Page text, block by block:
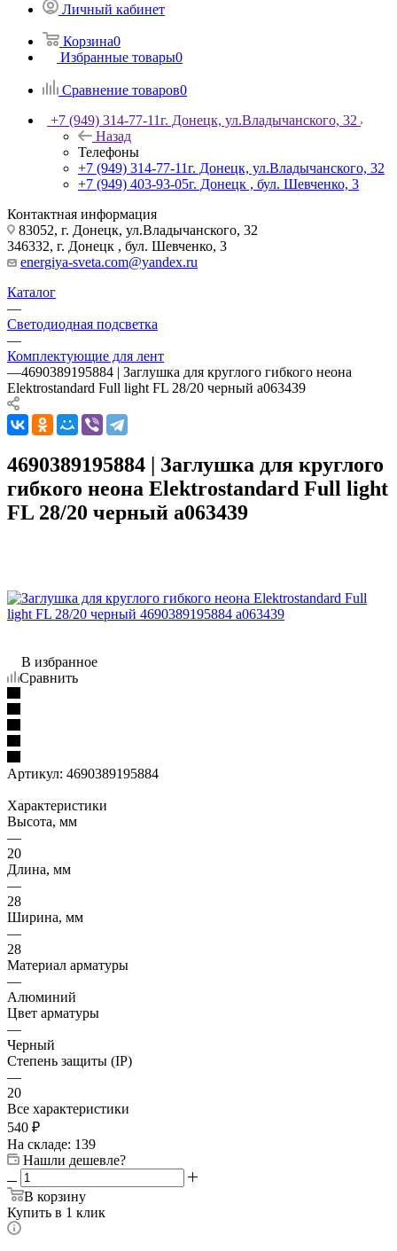
Личный кабинет
Корзина0
Избранные товары0
Сравнение товаров0
+7 (949) 314-77-11г. Донецк, ул.Владычанского, 32
Назад
Телефоны
+7 (949) 314-77-11г. Донецк, ул.Владычанского, 32
+7 (949) 403-93-05г. Донецк , бул. Шевченко, 3
Контактная информация
83052, г. Донецк, ул.Владычанского, 32
346332, г. Донецк , бул. Шевченко, 3
energiya-sveta.com@yandex.ru
Каталог
—
Светодиодная подсветка
—
Комплектующие для лент
—4690389195884 | Заглушка для круглого гибкого неона
Elektrostandard Full light FL 28/20 черный a063439
4690389195884 | Заглушка для круглого
гибкого неона Elektrostandard Full light
FL 28/20 черный a063439
В избранное
Сравнить
Артикул: 4690389195884
Характеристики
Высота, мм
—
20
Длина, мм
—
28
Ширина, мм
—
28
Материал арматуры
—
Алюминий
Цвет арматуры
—
Черный
Степень защиты (IP)
—
20
Все характеристики
540 ₽
На складе: 139
Нашли дешевле?
В корзину
Купить в 1 клик